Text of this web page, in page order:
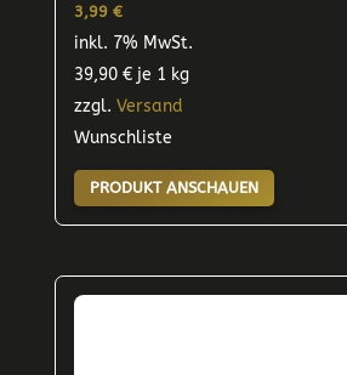
3,99 €
inkl. 7% MwSt.
39,90 €je 1 kg
zzgl. Versand
Wunschliste
PRODUKT ANSCHAUEN